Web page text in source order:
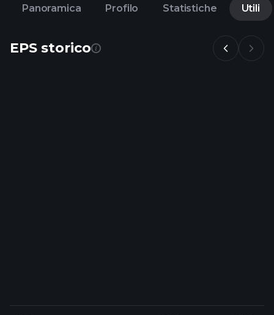
Panoramica Profilo Statistiche Utili
EPS storico